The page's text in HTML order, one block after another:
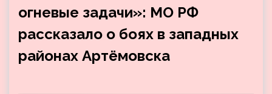
огневые задачи»: МО РФ
рассказало о боях в западных
районах Артёмовска